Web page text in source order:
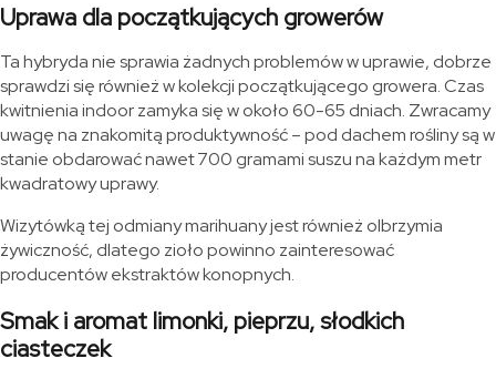
Uprawa dla początkujących growerów
Ta hybryda nie sprawia żadnych problemów w uprawie, dobrze
sprawdzi się również w kolekcji początkującego growera. Czas
kwitnienia indoor zamyka się w około 60-65 dniach. Zwracamy
uwagę na znakomitą produktywność – pod dachem rośliny są w
stanie obdarować nawet 700 gramami suszu na każdym metr
kwadratowy uprawy.
Wizytówką tej odmiany marihuany jest również olbrzymia
żywiczność, dlatego zioło powinno zainteresować
producentów ekstraktów konopnych.
Smak i aromat limonki, pieprzu, słodkich
ciasteczek